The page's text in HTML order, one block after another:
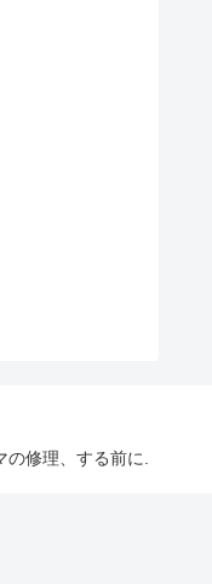
修理、する前に.